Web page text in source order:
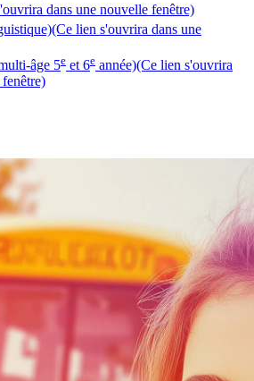
dans une nouvelle fenêtre)
(Ce lien s'ouvrira dans une
âge 5e et 6e année)(Ce lien s'ouvrira